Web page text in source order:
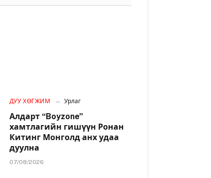
ДУУ ХӨГЖИМ Урлаг
Алдарт “Boyzone”
хамтлагийн гишүүн Ронан
Китинг Монголд анх удаа
дуулна
07/08/2026